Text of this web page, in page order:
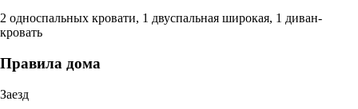
2 односпальных кровати, 1 двуспальная широкая, 1 диван-
кровать
Правила дома
Заезд